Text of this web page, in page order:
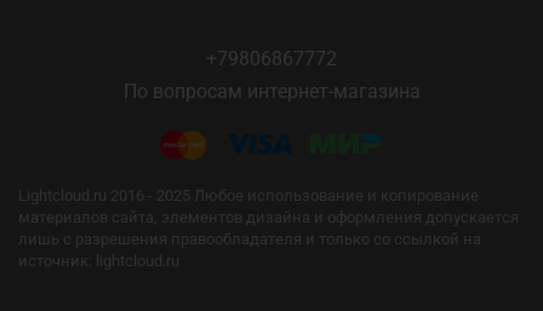
+79806867772
По вопросам интернет-магазина
Lightcloud.ru 2016 - 2025 Любое использование и копирование
материалов сайта, элементов дизайна и оформления допускается
лишь с разрешения правообладателя и только со ссылкой на
источник: lightcloud.ru